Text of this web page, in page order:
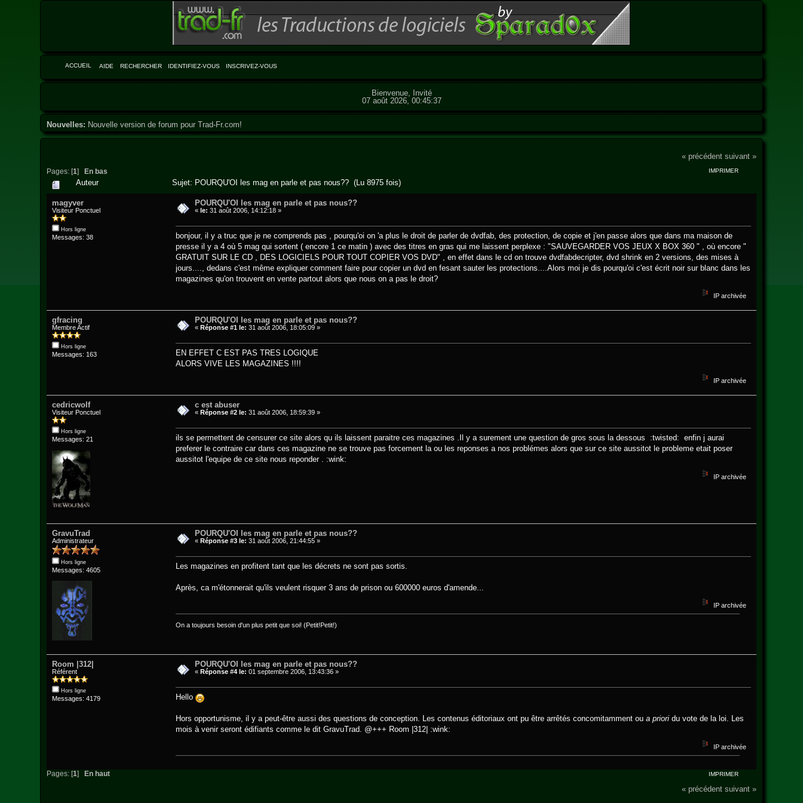
ACCUEIL AIDE RECHERCHER IDENTIFIEZ-VOUS INSCRIVEZ-VOUS
Bienvenue, Invité
07 août 2026, 00:45:37
Nouvelles: Nouvelle version de forum pour Trad-Fr.com!
« précédent suivant »
Pages: [1]En bas IMPRIMER
Auteur Sujet: POURQU'OI les mag en parle et pas nous?? (Lu 8975 fois)
magyver
Visiteur Ponctuel
Hors ligne
Messages: 38
POURQU'OI les mag en parle et pas nous??
«le: 31 août 2006, 14:12:18 »
bonjour, il y a truc que je ne comprends pas , pourqu'oi on 'a plus le droit de parler de dvdfab, des protection, de copie et j'en passe alors que dans ma maison de
presse il y a 4 où 5 mag qui sortent ( encore 1 ce matin ) avec des titres en gras qui me laissent perplexe : "SAUVEGARDER VOS JEUX X BOX 360 " , où encore "
GRATUIT SUR LE CD , DES LOGICIELS POUR TOUT COPIER VOS DVD" , en effet dans le cd on trouve dvdfabdecripter, dvd shrink en 2 versions, des mises à
jours...., dedans c'est même expliquer comment faire pour copier un dvd en fesant sauter les protections....Alors moi je dis pourqu'oi c'est écrit noir sur blanc dans les
magazines qu'on trouvent en vente partout alors que nous on a pas le droit?
IP archivée
gfracing
Membre Actif
Hors ligne
Messages: 163
POURQU'OI les mag en parle et pas nous??
«Réponse #1 le: 31 août 2006, 18:05:09 »
EN EFFET C EST PAS TRES LOGIQUE
ALORS VIVE LES MAGAZINES !!!!
IP archivée
cedricwolf
Visiteur Ponctuel
Hors ligne
Messages: 21
c est abuser
« Réponse #2 le: 31 août 2006, 18:59:39 »
ils se permettent de censurer ce site alors qu ils laissent paraitre ces magazines .Il y a surement une question de gros sous la dessous :twisted: enfin j aurai
preferer le contraire car dans ces magazine ne se trouve pas forcement la ou les reponses a nos problémes alors que sur ce site aussitot le probleme etait poser
aussitot l'equipe de ce site nous reponder . :wink:
IP archivée
GravuTrad
Administrateur
Hors ligne
Messages: 4605
POURQU'OI les mag en parle et pas nous??
« Réponse #3 le: 31 août 2006, 21:44:55 »
Les magazines en profitent tant que les décrets ne sont pas sortis.
Après, ca m'étonnerait qu'ils veulent risquer 3 ans de prison ou 600000 euros d'amende...
IP archivée
On a toujours besoin d'un plus petit que soi! (Petit!Petit!)
Room |312|
Référent
Hors ligne
Messages: 4179
POURQU'OI les mag en parle et pas nous??
« Réponse #4 le: 01 septembre 2006, 13:43:36 »
Hello
Hors opportunisme, il y a peut-être aussi des questions de conception. Les contenus éditoriaux ont pu être arrêtés concomitamment ou a prioridu vote de la loi. Les
mois à venir seront édifiants comme le dit GravuTrad. @+++ Room |312| :wink:
IP archivée
IMPRIMER
Pages: [1] En haut
« précédent suivant »